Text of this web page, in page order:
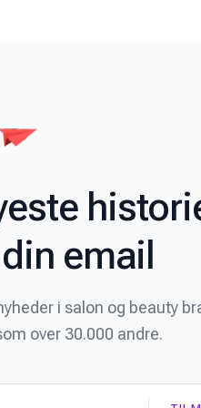
email
i salon og beauty
over 30.000 andre.